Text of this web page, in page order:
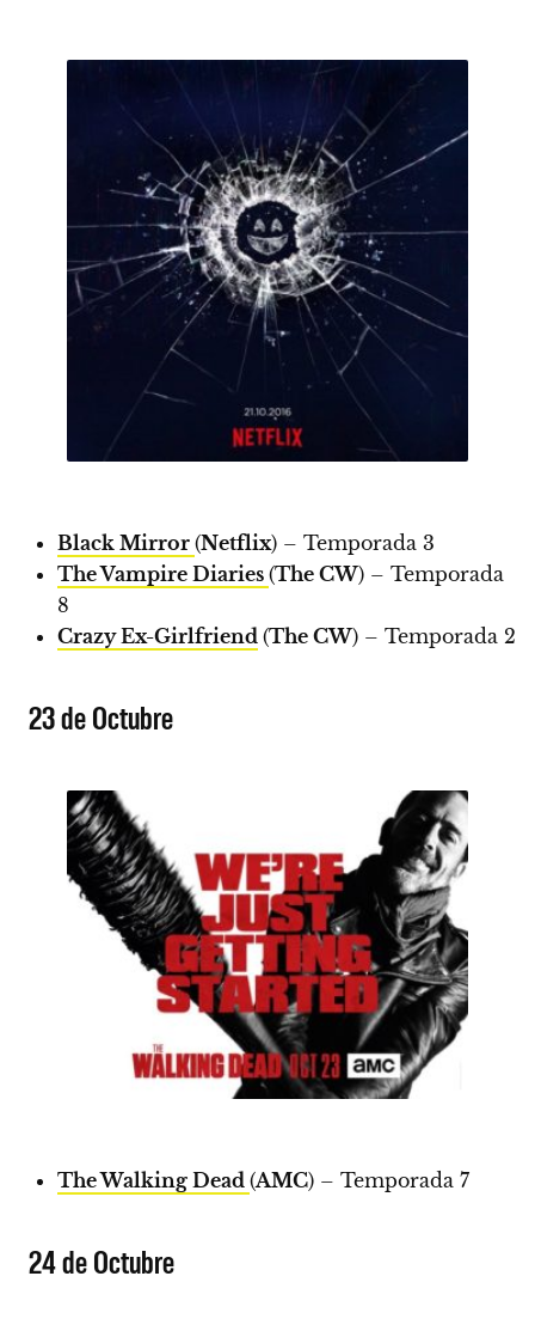
Black Mirror (Netflix) – Temporada 3
The Vampire Diaries (The CW) – Temporada
8
Crazy Ex-Girlfriend (The CW) – Temporada 2
23 de Octubre
The Walking Dead (AMC) – Temporada 7
24 de Octubre